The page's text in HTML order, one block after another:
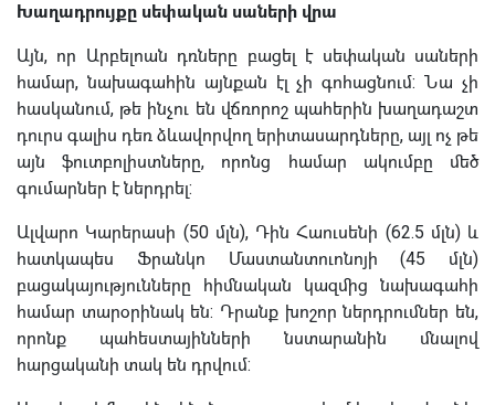
Խաղադրույքը սեփական սաների վրա
Այն, որ Արբելոան դռները բացել է սեփական սաների
համար, նախագահին այնքան էլ չի գոհացնում: Նա չի
հասկանում, թե ինչու են վճռորոշ պահերին խաղադաշտ
դուրս գալիս դեռ ձևավորվող երիտասարդները, այլ ոչ թե
այն ֆուտբոլիստները, որոնց համար ակումբը մեծ
գումարներ է ներդրել:
Ալվարո Կարերասի (50 մլն), Դին Հաուսենի (62.5 մլն) և
հատկապես Ֆրանկո Մաստանտուոնոյի (45 մլն)
բացակայությունները հիմնական կազմից նախագահի
համար տարօրինակ են: Դրանք խոշոր ներդրումներ են,
որոնք պահեստայինների նստարանին մնալով
հարցականի տակ են դրվում: